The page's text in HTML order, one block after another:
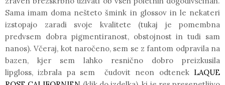
Sama imam doma nešteto šmink in glossov in le nekateri
izstopajo zaradi svoje kvalitete (tukaj je pomembna
predvsem dobra pigmentiranost, obstojnost in tudi sam
nanos). Včeraj, kot naročeno, sem se z fantom odpravila na
bazen, kjer sem lahko resnično dobro preizkusila
lipgloss, izbrala pa sem čudovit neon odtenek LAQUE